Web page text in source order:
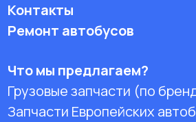
Контакты
Ремонт автобусов
Что мы предлагаем?
Грузовые запчасти (по
Запчасти Европейских